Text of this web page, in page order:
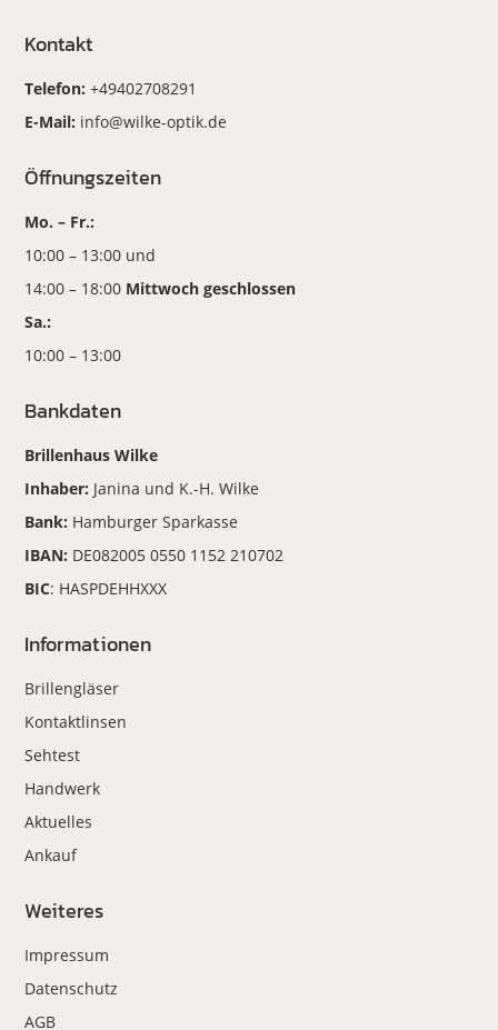
Kontakt
Telefon:+49402708291
E-Mail: info@wilke-optik.de
Öffnungszeiten
Mo. – Fr.:
10:00 – 13:00 und
14:00 – 18:00 Mittwoch geschlossen
Sa.:
10:00 – 13:00
Bankdaten
Brillenhaus Wilke
Inhaber: Janina und K.-H. Wilke
Bank: Hamburger Sparkasse
IBAN: DE082005 0550 1152 210702
BIC: HASPDEHHXXX
Informationen
Brillengläser
Kontaktlinsen
Sehtest
Handwerk
Aktuelles
Ankauf
Weiteres
Impressum
Datenschutz
AGB